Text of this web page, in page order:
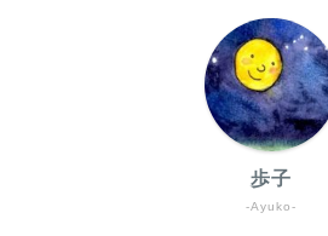
-Ayuko-
歩子